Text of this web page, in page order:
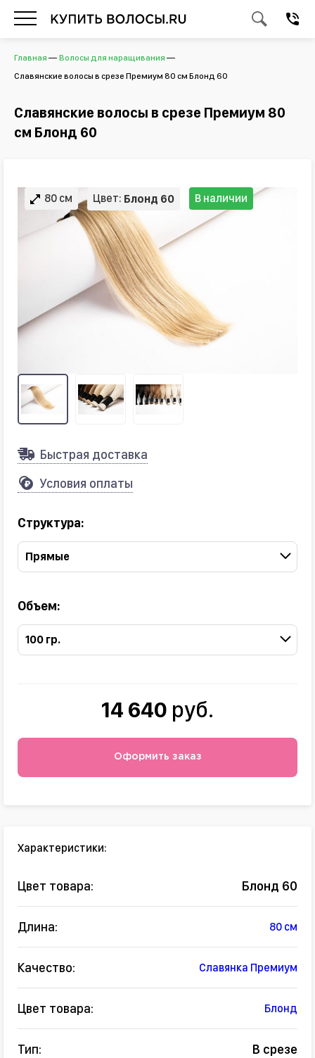
Главная
Волосы для наращивания
Славянские волосы в срезе Премиум 80 см Блонд 60
Славянские волосы в срезе Премиум 80
см Блонд 60
80 см Цвет: Блонд 60 В наличии
Быстрая доставка
Условия оплаты
Структура:
Прямые
Объем:
100 гр.
14 640 руб.
Оформить заказ
Характеристики:
Цвет товара: Блонд 60
Длина: 80 см
Качество: Славянка Премиум
Цвет товара: Блонд
Тип: В срезе